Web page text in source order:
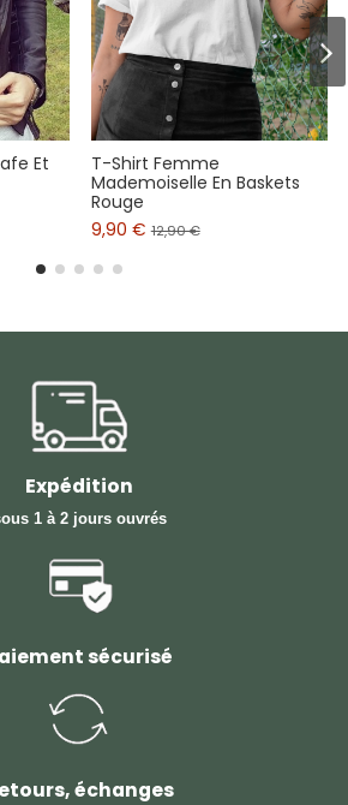
Et
T-Shirt Femme
Mademoiselle En Baskets
Rouge
9,90 €12,90 €
Expédition
1 à 2 jours ouvrés
sécurisé
échanges